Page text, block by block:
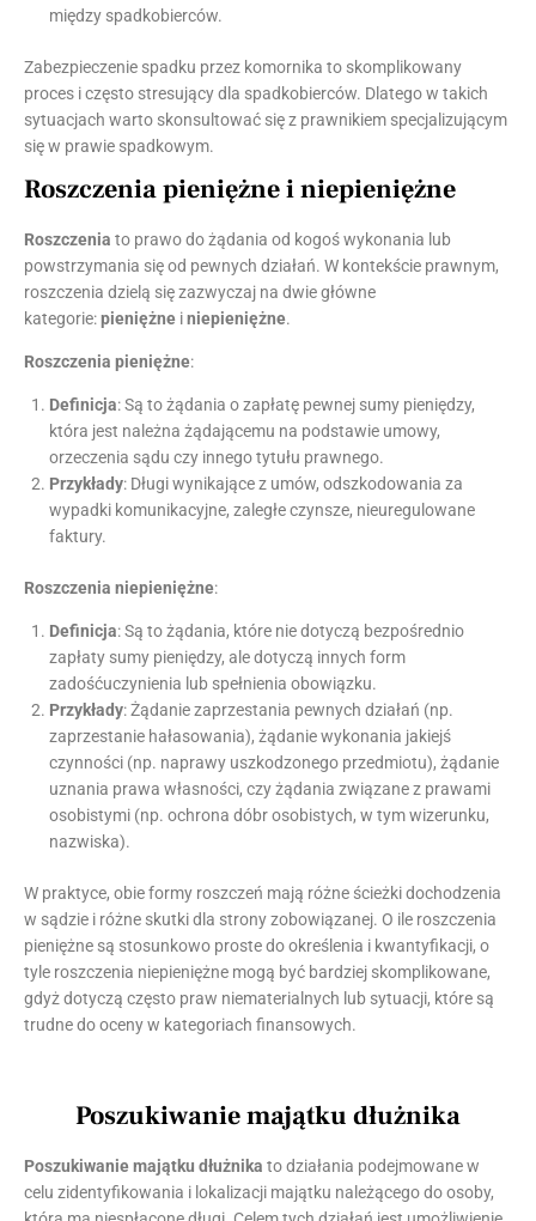
między spadkobierców.
Zabezpieczenie spadku przez komornika to skomplikowany
proces i często stresujący dla spadkobierców. Dlatego w takich
sytuacjach warto skonsultować się z prawnikiem specjalizującym
się w prawie spadkowym.
Roszczenia pieniężne i niepieniężne
Roszczenia to prawo do żądania od kogoś wykonania lub
powstrzymania się od pewnych działań. W kontekście prawnym,
roszczenia dzielą się zazwyczaj na dwie główne
kategorie:pieniężne iniepieniężne.
Roszczenia pieniężne:
Definicja: Są to żądania o zapłatę pewnej sumy pieniędzy,
która jest należna żądającemu na podstawie umowy,
orzeczenia sądu czy innego tytułu prawnego.
Przykłady: Długi wynikające z umów, odszkodowania za
wypadki komunikacyjne, zaległe czynsze, nieuregulowane
faktury.
Roszczenia niepieniężne:
Definicja: Są to żądania, które nie dotyczą bezpośrednio
zapłaty sumy pieniędzy, ale dotyczą innych form
zadośćuczynienia lub spełnienia obowiązku.
Przykłady: Żądanie zaprzestania pewnych działań (np.
zaprzestanie hałasowania), żądanie wykonania jakiejś
czynności (np. naprawy uszkodzonego przedmiotu), żądanie
uznania prawa własności, czy żądania związane z prawami
osobistymi (np. ochrona dóbr osobistych, w tym wizerunku,
nazwiska).
W praktyce, obie formy roszczeń mają różne ścieżki dochodzenia
w sądzie i różne skutki dla strony zobowiązanej. O ile roszczenia
pieniężne są stosunkowo proste do określenia i kwantyfikacji, o
tyle roszczenia niepieniężne mogą być bardziej skomplikowane,
gdyż dotyczą często praw niematerialnych lub sytuacji, które są
trudne do oceny w kategoriach finansowych.
Poszukiwanie majątku dłużnika
Poszukiwanie majątku dłużnika to działania podejmowane w
celu zidentyfikowania i lokalizacji majątku należącego do osoby,